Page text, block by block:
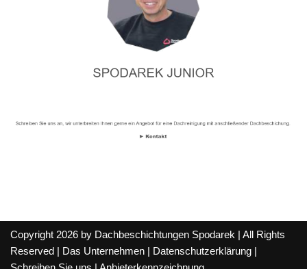
Copyright 2026 by Dachbeschichtungen Spodarek | All Rights
Reserved |
Das Unternehmen Datenschutzerklärung